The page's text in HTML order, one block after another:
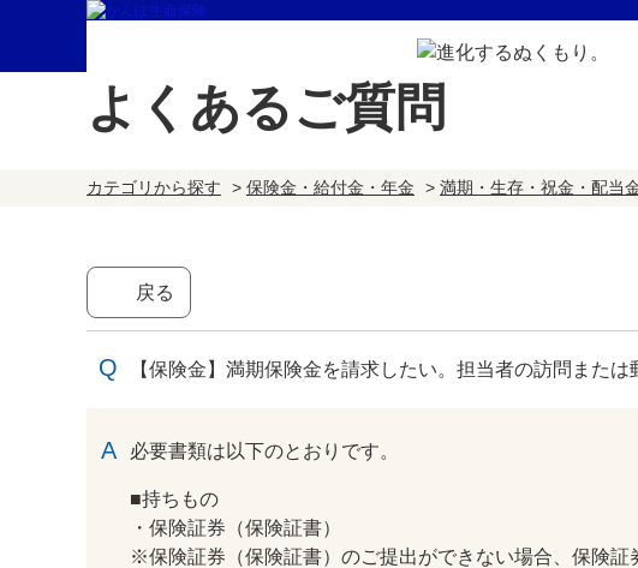
よくあるご質問
カテゴリから探す > 保険金・給付金・年金 > 満期・生存・祝金・配当
戻る
【保険金】満期保険金を請求したい。担当者の訪問また
必要書類は以下のとおりです。
■持ちもの
・保険証券（保険証書）
※保険証券（保険証書）のご提出ができない場合、保険